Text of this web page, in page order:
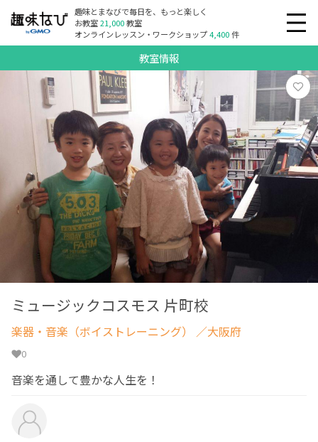
趣味とまなびで毎日を、もっと楽しく
お教室21,000教室
オンラインレッスン・ワークショップ4,400件
教室情報
ミュージックコスモス 片町校
楽器・音楽（ボイストレーニング） ／大阪府
0
音楽を通して豊かな人生を！